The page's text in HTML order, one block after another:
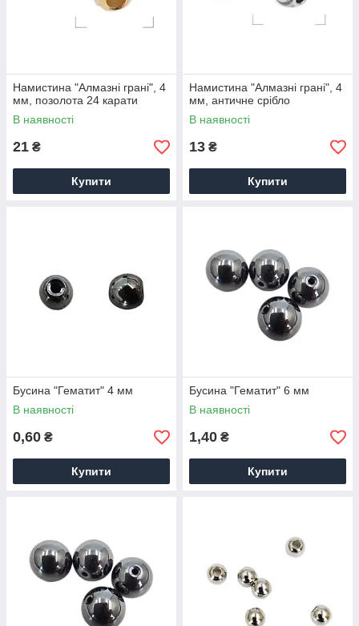
Намистина "Алмазні грані", 4
мм, позолота 24 карати
В наявності
21 ₴
Купити
Намистина "Алмазні грані", 4
мм, античне срібло
В наявності
13 ₴
Купити
Бусина "Гематит" 4 мм
В наявності
0,60 ₴
Купити
Бусина "Гематит" 6 мм
В наявності
1,40 ₴
Купити